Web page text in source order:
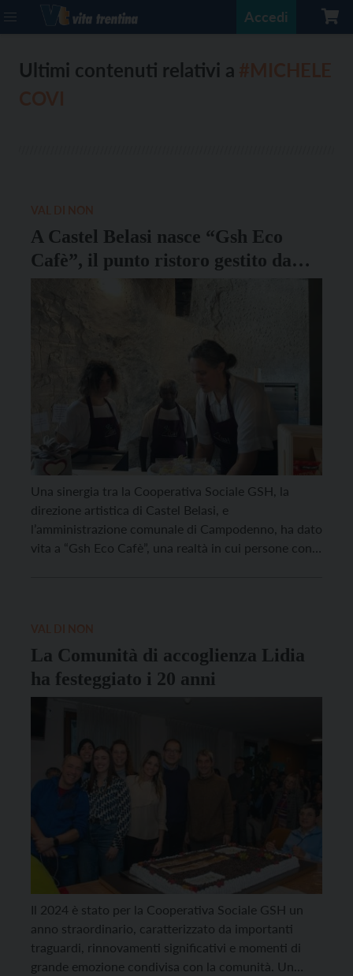
Accedi
Ultimi contenuti relativi a
A Castel Belasi nasce “Gsh Eco
Cafè”, il punto ristoro gestito da
persone con fragilità
Una sinergia tra la Cooperativa Sociale GSH, la
direzione artistica di Castel Belasi, e
l’amministrazione comunale di Campodenno, ha dato
vita a “Gsh Eco Cafè”, una realtà in cui persone con
La Comunità di accoglienza Lidia
ha festeggiato i 20 anni
Il 2024 è stato per la Cooperativa Sociale GSH un
anno straordinario, caratterizzato da importanti
traguardi, rinnovamenti significativi e momenti di
grande emozione condivisa con la comunità. Un